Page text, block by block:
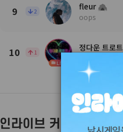
9 2 fleur
oops
10 1
LIVE
정다운 트로트
인라이브 커뮤니티